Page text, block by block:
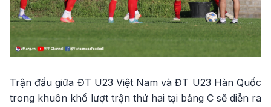
Trận đấu giữa ĐT U23 Việt Nam và ĐT U23 Hàn Quốc
trong khuôn khổ lượt trận thứ hai tại bảng C sẽ diễn ra